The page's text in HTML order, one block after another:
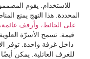
للاستخدام. يقوم
المحددة. هذا النهج يمنع
على الحائط، وأرفف
قيمة. تسمح الأسرّة
داخل غرفة واحدة. توفر
للغرف العائلية. يمكن